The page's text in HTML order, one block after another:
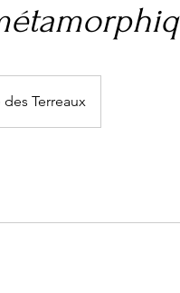
des Terreaux